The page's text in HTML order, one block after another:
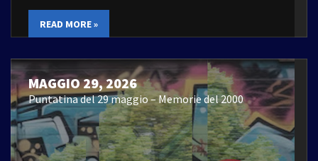
READ MORE »
MAGGIO 29, 2026
Puntatina del 29 maggio – Memorie del 2000